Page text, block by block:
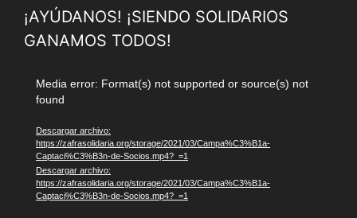
¡AYÚDANOS! ¡SIENDO SOLIDARIOS
GANAMOS TODOS!
Reproductor
de
vídeo
Media error: Format(s) not supported or source(s) not
found
Descargar archivo:
https://zafrasolidaria.org/storage/2021/03/Campa%C3%B1a-
Captaci%C3%B3n-de-Socios.mp4?_=1
Descargar archivo:
https://zafrasolidaria.org/storage/2021/03/Campa%C3%B1a-
Captaci%C3%B3n-de-Socios.mp4?_=1